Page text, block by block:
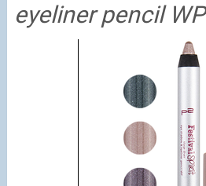
eyeliner pencil WP